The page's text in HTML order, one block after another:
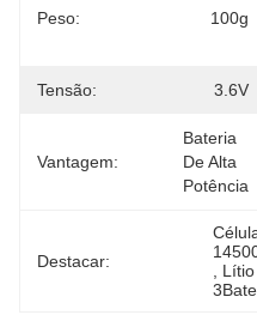
Peso: 100g
Tensão: 3.6V
Vantagem:
Bateria
De Alta
Potência
Destacar: